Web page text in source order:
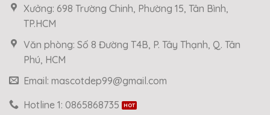
Xưởng: 698 Trường Chinh, Phường 15, Tân Bình,
TP.HCM
Văn phòng: Số 8 Đường T4B, P. Tây Thạnh, Q. Tân
Phú, HCM
Email: mascotdep99@gmail.com
Hotline 1: 0865868735